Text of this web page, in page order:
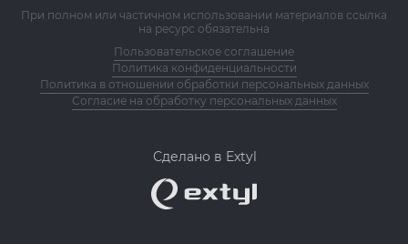
При полном или частичном использовании материалов ссылка
на ресурс обязательна
Пользовательское соглашение
Политика конфиденциальности
Политика в отношении обработки персональных данных
Согласие на обработку персональных данных
Сделано в Extyl